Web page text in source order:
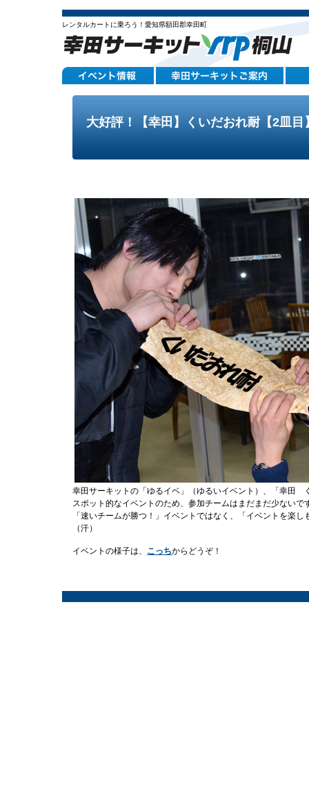
レンタルカートに乗ろう！愛知県額田郡幸田町
大好評！【幸田】くいだおれ耐【2皿
幸田サーキットの「ゆるイベ」（ゆるいイベント）、「幸田
スポット的なイベントのため、参加チームはまだまだ少ないで
「速いチームが勝つ！」イベントではなく、「イベントを楽
（汗）
イベントの様子は、 こっちからどうぞ！